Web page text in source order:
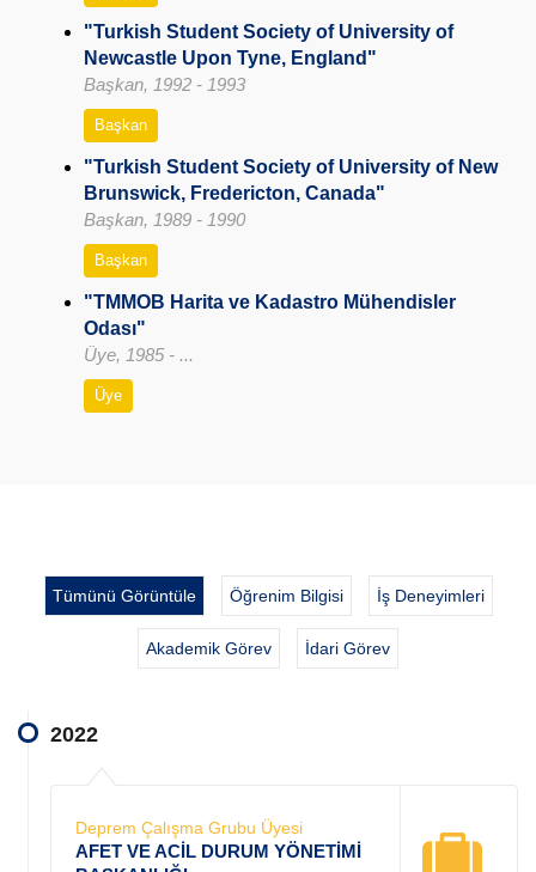
"Turkish Student Society of University of
Newcastle Upon Tyne, England"
Başkan, 1992 - 1993
Başkan
"Turkish Student Society of University of New
Brunswick, Fredericton, Canada"
Başkan, 1989 - 1990
Başkan
"TMMOB Harita ve Kadastro Mühendisler
Odası"
Üye, 1985 - ...
Üye
Tümünü Görüntüle Öğrenim Bilgisi İş Deneyimleri
Akademik Görev İdari Görev
2022
Deprem Çalışma Grubu Üyesi
AFET VE ACİL DURUM YÖNETİMİ